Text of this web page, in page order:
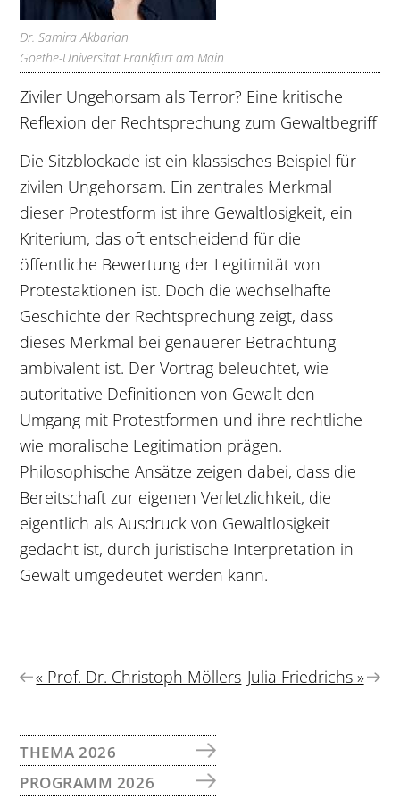
Dr. Samira Akbarian
Goethe-Universität Frankfurt am Main
Ziviler Ungehorsam als Terror? Eine kritische
Reflexion der Rechtsprechung zum Gewaltbegriff
Die Sitzblockade ist ein klassisches Beispiel für
zivilen Ungehorsam. Ein zentrales Merkmal
dieser Protestform ist ihre Gewaltlosigkeit, ein
Kriterium, das oft entscheidend für die
öffentliche Bewertung der Legitimität von
Protestaktionen ist. Doch die wechselhafte
Geschichte der Rechtsprechung zeigt, dass
dieses Merkmal bei genauerer Betrachtung
ambivalent ist. Der Vortrag beleuchtet, wie
autoritative Definitionen von Gewalt den
Umgang mit Protestformen und ihre rechtliche
wie moralische Legitimation prägen.
Philosophische Ansätze zeigen dabei, dass die
Bereitschaft zur eigenen Verletzlichkeit, die
eigentlich als Ausdruck von Gewaltlosigkeit
gedacht ist, durch juristische Interpretation in
Gewalt umgedeutet werden kann.
Vorheriger
« Prof. Dr. Christoph Möllers Nächster
Julia Friedrichs »
SEITENSPALTE
THEMA 2026
PROGRAMM 2026